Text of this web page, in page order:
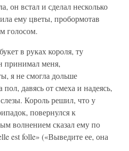
он встал и сделал несколько
ему цветы, пробормотав
голосом.
в руках короля, ту
принимал меня,
я не смогла дольше
давясь от смеха и надеясь,
Король решил, что у
повернулся к
волнением сказал ему по
est folle» («Выведите ее, она